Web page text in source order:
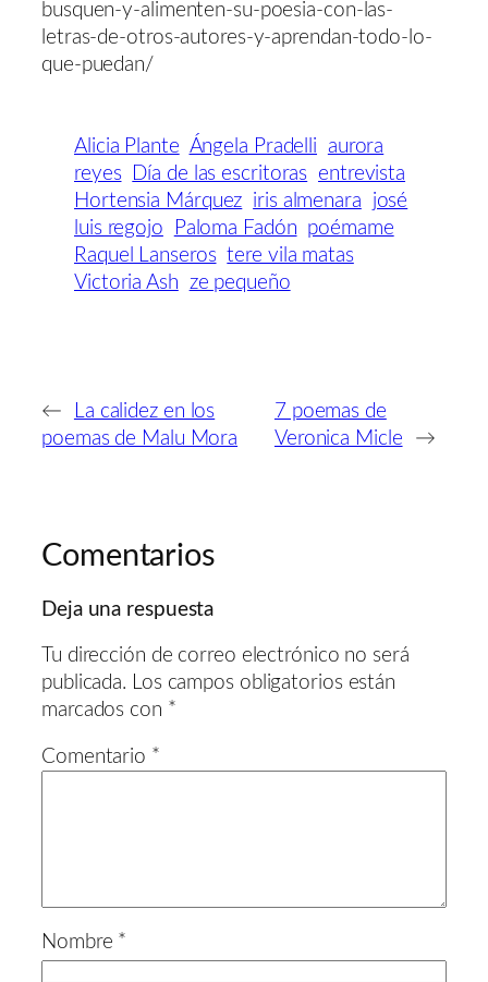
busquen-y-alimenten-su-poesia-con-las-
letras-de-otros-autores-y-aprendan-todo-lo-
que-puedan/
Alicia Plante Ángela Pradelli aurora
reyes
Día de las escritoras
entrevista
Hortensia Márquez iris almenara
josé
luis regojo
Paloma Fadón poémame
Raquel Lanseros tere vila matas
Victoria Ash ze pequeño
←
La calidez en los
poemas de Malu Mora
7 poemas de
Veronica Micle
→
Comentarios
Deja una respuesta
Tu dirección de correo electrónico no será
publicada.
Los campos obligatorios están
marcados con *
Comentario *
Nombre *